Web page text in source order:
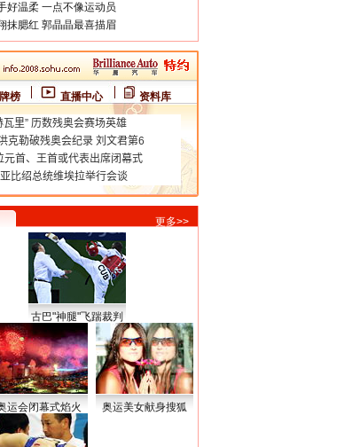
好温柔 一点不像运动员
抹腮红 郭晶晶最喜描眉
榜 直播中心 资料库
更多>>
古巴"神腿"飞踹裁判
运会闭幕式焰火 奥运美女献身搜狐